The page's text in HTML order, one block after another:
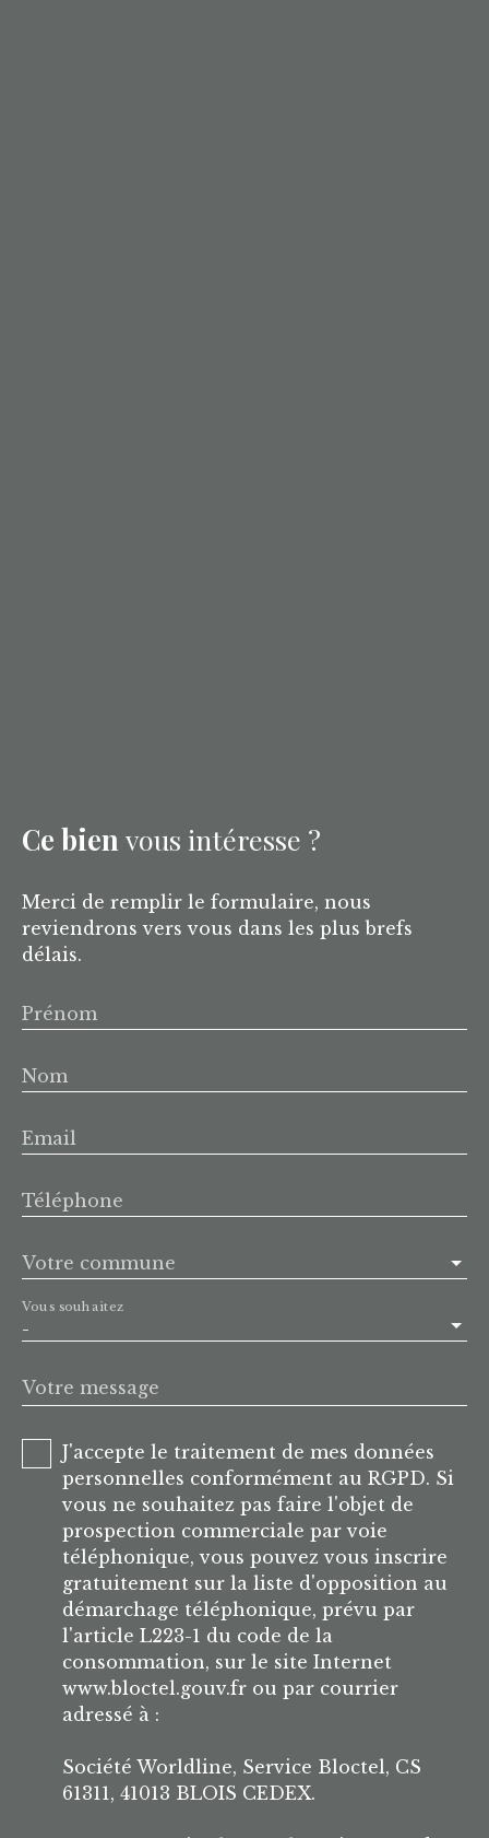
Ce bien vous intéresse ?
Merci de remplir le formulaire, nous
reviendrons vers vous dans les plus brefs
délais.
Prénom
Nom
Email
Téléphone
Votre commune
-
Vous souhaitez
Votre message
J'accepte le traitement de mes données
personnelles conformément au RGPD. Si
vous ne souhaitez pas faire l'objet de
prospection commerciale par voie
téléphonique, vous pouvez vous inscrire
gratuitement sur la liste d'opposition au
démarchage téléphonique, prévu par
l'article L223-1 du code de la
consommation, sur le site Internet
www.bloctel.gouv.fr ou par courrier
adressé à :
Société Worldline, Service Bloctel, CS
61311, 41013 BLOIS CEDEX.